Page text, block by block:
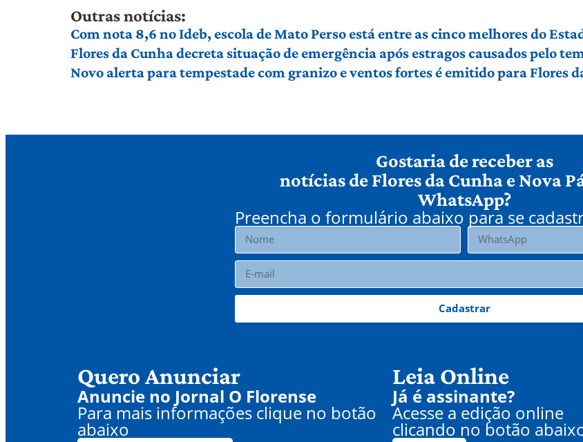
Outras notícias:
Com nota 8,6 no Ideb, escola de Mato Perso está entre as cinco melhores do
Flores da Cunha decreta situação de emergência após estragos causados pelo
Novo alerta para tempestade com granizo e ventos fortes é emitido para Flores
Gostaria de receber as
notícias de Flores da Cunha e Nova
WhatsApp?
Preencha o formulário abaixo para se
Cadastrar
Quero Anunciar
Anuncie no Jornal O Florense
Para mais informações clique no botão
abaixo
Leia Online
Já é assinante?
Acesse a edição online
clicando no botão